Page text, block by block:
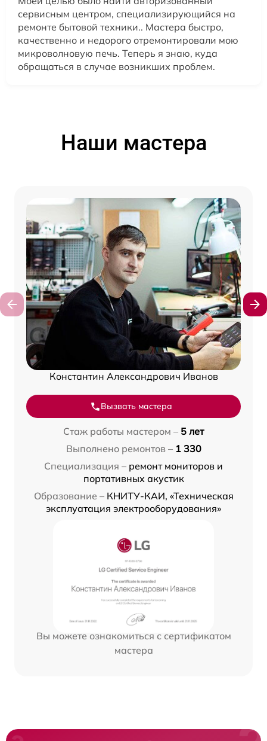
сервисным центром, специализирующийся на
ремонте бытовой техники.. Мастера быстро,
качественно и недорого отремонтировали мою
микроволновую печь. Теперь я знаю, куда
обращаться в случае возникших проблем.
Наши мастера
Константин Александрович Иванов
Вызвать мастера
Стаж работы мастером – 5 лет
Выполнено ремонтов – 1 330
Специализация – ремонт мониторов и
портативных акустик
Образование – КНИТУ-КАИ, «Техническая
эксплуатация электрооборудования»
Вы можете ознакомиться с сертификатом
мастера